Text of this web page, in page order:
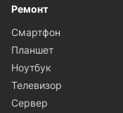
Ремонт
Смартфон
Планшет
Ноутбук
Телевизор
Сервер